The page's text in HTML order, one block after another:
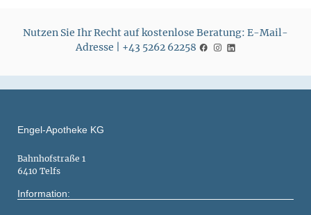
Nutzen Sie Ihr Recht auf kostenlose Beratung: E-Mail-
Adresse | +43 5262 62258
Engel-Apotheke KG
Bahnhofstraße 1
6410 Telfs
Information: